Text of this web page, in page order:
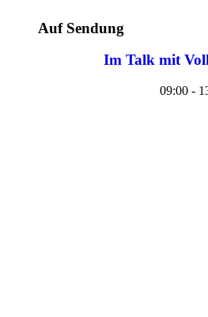
Auf Sendung
Im Talk mit
09:00 -